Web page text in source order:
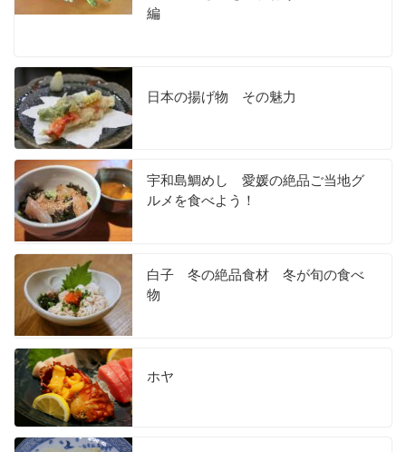
編
日本の揚げ物 その魅力
宇和島鯛めし 愛媛の絶品ご当地グ
ルメを食べよう！
白子 冬の絶品食材 冬が旬の食べ
物
ホヤ